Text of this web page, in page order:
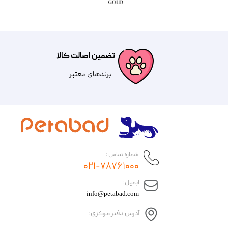
تضمین اصالت کالا
​​برندهای معتبر​​​​​​​
​ایمیل :
آدرس دفتر مرکزی :
info@petabad.com
شماره تماس :
۰۲۱-۷۸۷۶۱۰۰۰